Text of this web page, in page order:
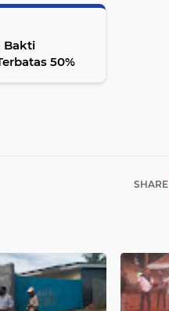
Bakti
50%
SHARE